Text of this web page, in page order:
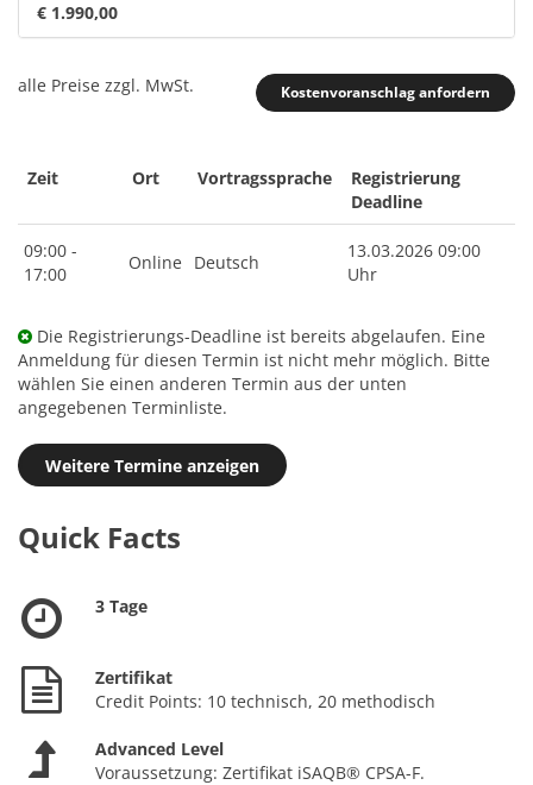
€ 1.990,00
Kostenvoranschlag anfordern
alle Preise zzgl. MwSt.
Zeit Ort Vortragssprache
Registrierung
Deadline
09:00 -
17:00
Online Deutsch
13.03.2026 09:00
Uhr
Die Registrierungs-Deadline ist bereits abgelaufen. Eine
Anmeldung für diesen Termin ist nicht mehr möglich. Bitte
wählen Sie einen anderen Termin aus der unten
angegebenen Terminliste.
Weitere Termine anzeigen
Quick Facts
3 Tage
Zertifikat
Credit Points: 10 technisch, 20 methodisch
Advanced Level
Voraussetzung: Zertifikat iSAQB® CPSA-F.